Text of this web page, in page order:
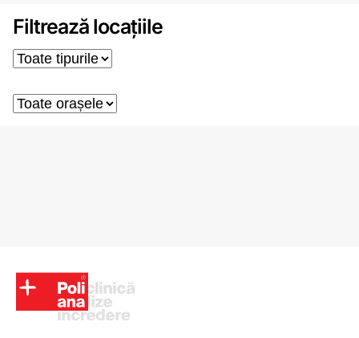
Filtrează locațiile